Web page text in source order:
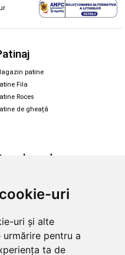
uri
uri și alte
pentru a
ta de
patine
Fila
Roces
de gheață
snowboard
Rome SDS
& longboard